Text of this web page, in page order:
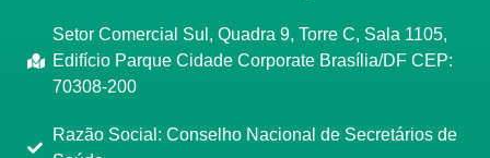
Setor Comercial Sul, Quadra 9, Torre C, Sala 1105,
Edifício Parque Cidade Corporate Brasília/DF CEP:
70308-200
Razão Social: Conselho Nacional de Secretários de